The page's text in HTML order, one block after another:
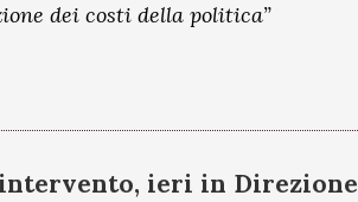
dei costi della politica”
ieri in Direzione